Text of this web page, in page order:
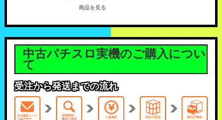
商品を見る
中古パチスロ実機のご購入につい
て
受注から発送までの流れ